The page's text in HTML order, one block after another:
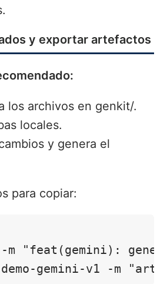
y exportar artefactos
los archivos en genkit/.
locales.
y genera el
para copiar:
m "feat(gemini):
gemini-v1 -m